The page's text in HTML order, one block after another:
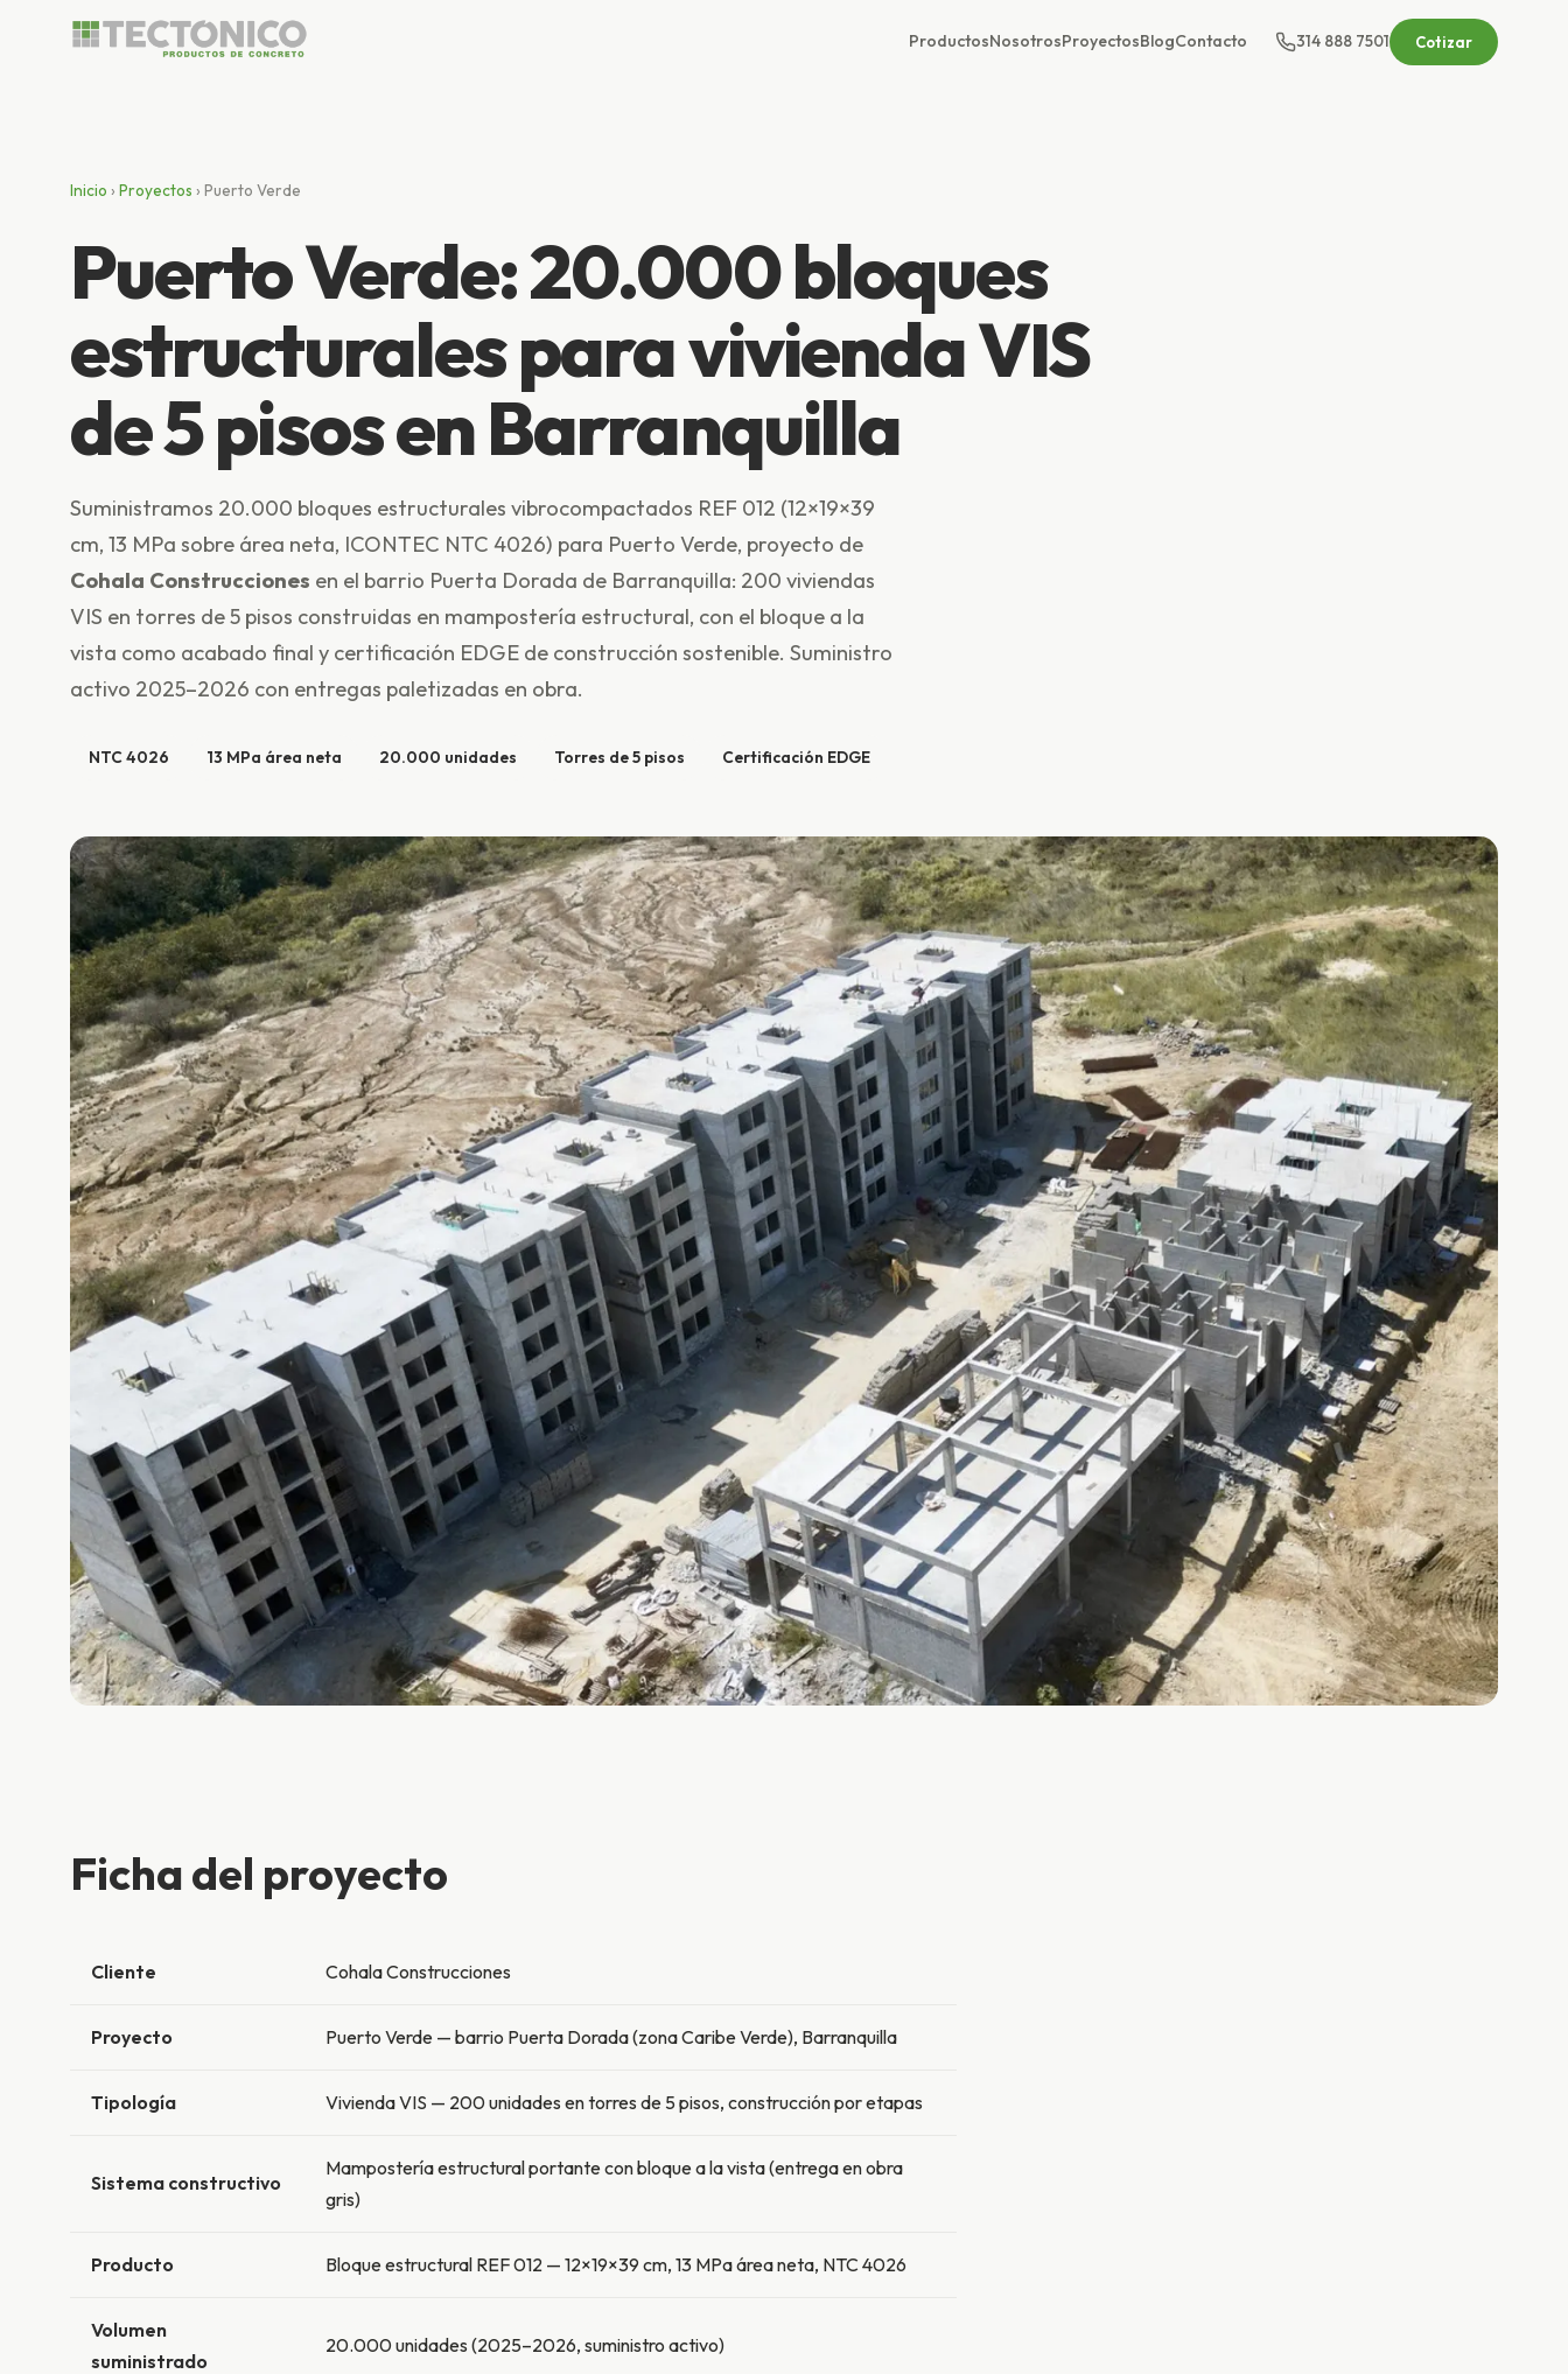
ProductosNosotrosProyectosBlogContacto 314 888 7501 Cotizar
Inicio › Proyectos › Puerto Verde
Puerto Verde: 20.000 bloques
estructurales para vivienda VIS
de 5 pisos en Barranquilla
Suministramos 20.000 bloques estructurales vibrocompactados REF 012 (12×19×39
cm, 13 MPa sobre área neta, ICONTEC NTC 4026) para Puerto Verde, proyecto de
Cohala Construcciones en el barrio Puerta Dorada de Barranquilla: 200 viviendas
VIS en torres de 5 pisos construidas en mampostería estructural, con el bloque a la
vista como acabado final y certificación EDGE de construcción sostenible. Suministro
activo 2025–2026 con entregas paletizadas en obra.
NTC 4026 13 MPa área neta 20.000 unidades Torres de 5 pisos Certificación EDGE
Ficha del proyecto
Cliente Cohala Construcciones
Proyecto Puerto Verde — barrio Puerta Dorada (zona Caribe Verde), Barranquilla
Tipología Vivienda VIS — 200 unidades en torres de 5 pisos, construcción por etapas
Sistema constructivo
Mampostería estructural portante con bloque a la vista (entrega en obra
gris)
Producto Bloque estructural REF 012 — 12×19×39 cm, 13 MPa área neta, NTC 4026
Volumen
suministrado
20.000 unidades (2025–2026, suministro activo)